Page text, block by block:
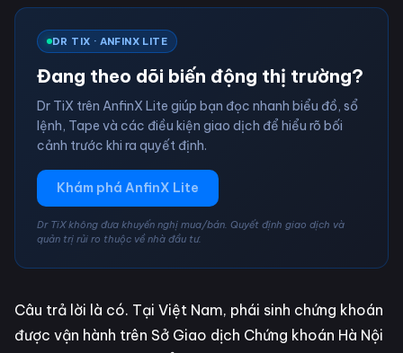
DR TIX · ANFINX LITE
Đang theo dõi biến động thị trường?
Dr TiX trên AnfinX Lite giúp bạn đọc nhanh biểu đồ, sổ
lệnh, Tape và các điều kiện giao dịch để hiểu rõ bối
cảnh trước khi ra quyết định.
Khám phá AnfinX Lite
Dr TiX không đưa khuyến nghị mua/bán. Quyết định giao dịch và
quản trị rủi ro thuộc về nhà đầu tư.
Câu trả lời là có. Tại Việt Nam, phái sinh chứng khoán
được vận hành trên Sở Giao dịch Chứng khoán Hà Nội